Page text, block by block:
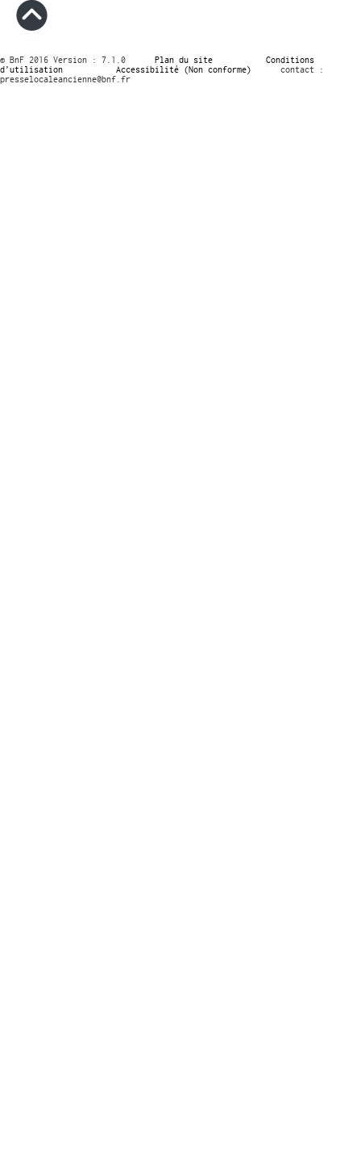
© BnF 2016 Version : 7.1.0 Plan du site
Conditions
d’utilisation
Accessibilité (Non conforme)
contact :
presselocaleancienne@bnf.fr